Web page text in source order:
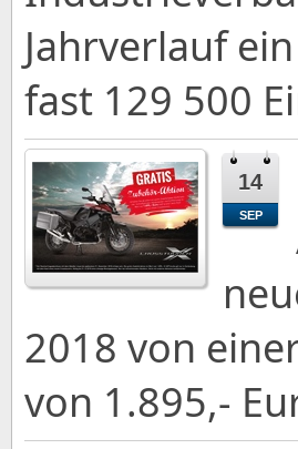
Jahrverlauf
fast 129 500
14
SEP
2018 von
von 1.895,-